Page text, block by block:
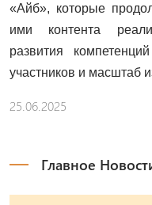
«Айб», которые
ими контента
развития
участников и масштаб
25.06.2025
Главное